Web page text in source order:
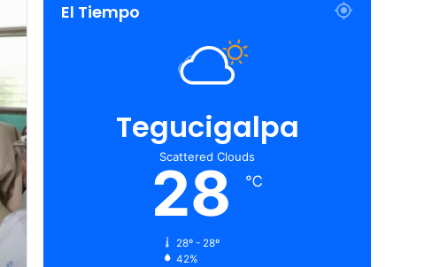
El Tiempo
Tegucigalpa
Scattered Clouds
28 ℃
28º - 28º
42%